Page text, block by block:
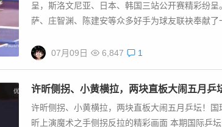
呈，斯洛文尼亚、日本、韩国三站公开赛精彩纷
萨、庄智渊、陈建安等众多好手为球友联袂奉献了
07月09日 6,847 1
许昕侧拐、小黄横拉，两块直板大闹五月乒
许昕侧拐、小黄横拉，两块直板大闹五月乒坛！
昕上演魔术之手侧拐反拉的精彩画面 本期国际乒